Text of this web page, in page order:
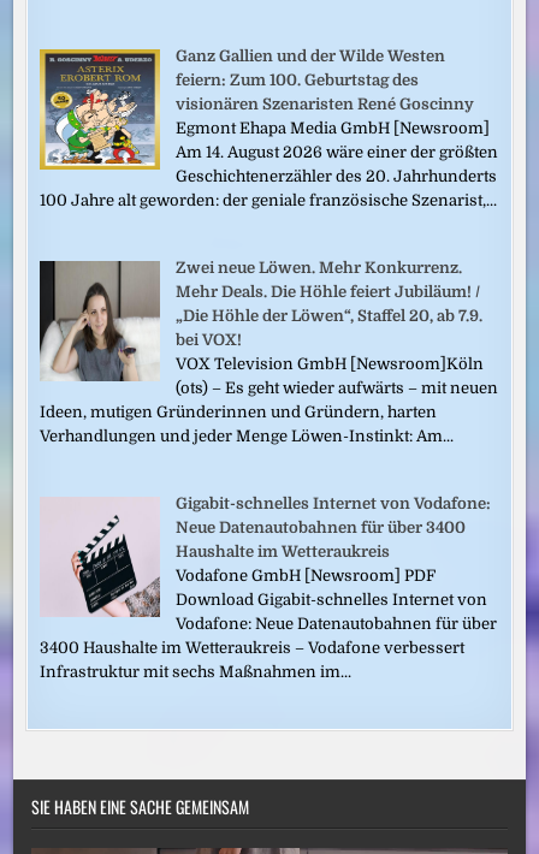
Ganz Gallien und der Wilde Westen
feiern: Zum 100. Geburtstag des
visionären Szenaristen René Goscinny
Egmont Ehapa Media GmbH [Newsroom]
Am 14. August 2026 wäre einer der größten
Geschichtenerzähler des 20. Jahrhunderts
100 Jahre alt geworden: der geniale französische Szenarist,...
Zwei neue Löwen. Mehr Konkurrenz.
Mehr Deals. Die Höhle feiert Jubiläum! /
„Die Höhle der Löwen“, Staffel 20, ab 7.9.
bei VOX!
VOX Television GmbH [Newsroom]Köln
(ots) – Es geht wieder aufwärts – mit neuen
Ideen, mutigen Gründerinnen und Gründern, harten
Verhandlungen und jeder Menge Löwen-Instinkt: Am...
Gigabit-schnelles Internet von Vodafone:
Neue Datenautobahnen für über 3400
Haushalte im Wetteraukreis
Vodafone GmbH [Newsroom] PDF
Download Gigabit-schnelles Internet von
Vodafone: Neue Datenautobahnen für über
3400 Haushalte im Wetteraukreis – Vodafone verbessert
Infrastruktur mit sechs Maßnahmen im...
SIE HABEN EINE SACHE GEMEINSAM